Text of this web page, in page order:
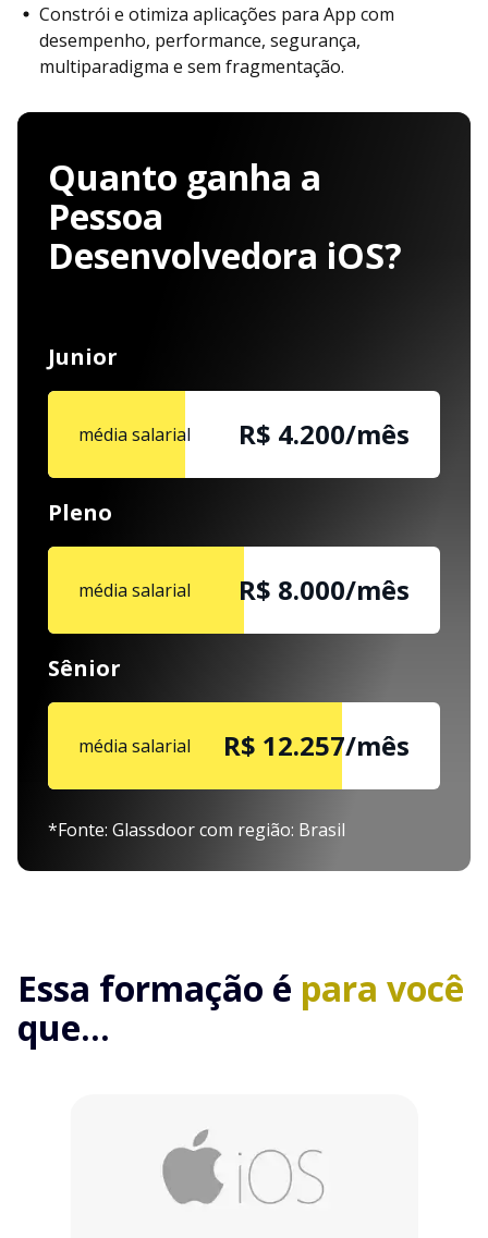
Constrói e otimiza aplicações para App com
desempenho, performance, segurança,
multiparadigma e sem fragmentação.
Quanto ganha a
Pessoa
Desenvolvedora iOS?
Junior
média salarial R$ 4.200/mês
Pleno
média salarial R$ 8.000/mês
Sênior
média salarial R$ 12.257/mês
*Fonte: Glassdoor com região: Brasil
Essa formação é para você
que...